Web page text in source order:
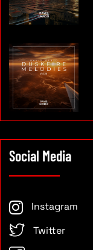
Social Media
Instagram
Twitter